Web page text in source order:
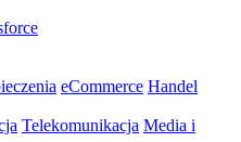
eCommerce Handel
Telekomunikacja Media i